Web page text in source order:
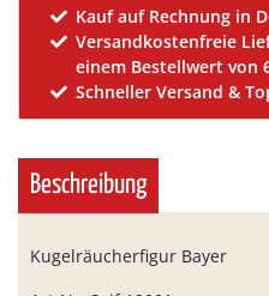
Kauf auf Rechnung in
Versandkostenfreie
einem Bestellwert von
Schneller Versand &
Beschreibung
Kugelräucherfigur Bayer